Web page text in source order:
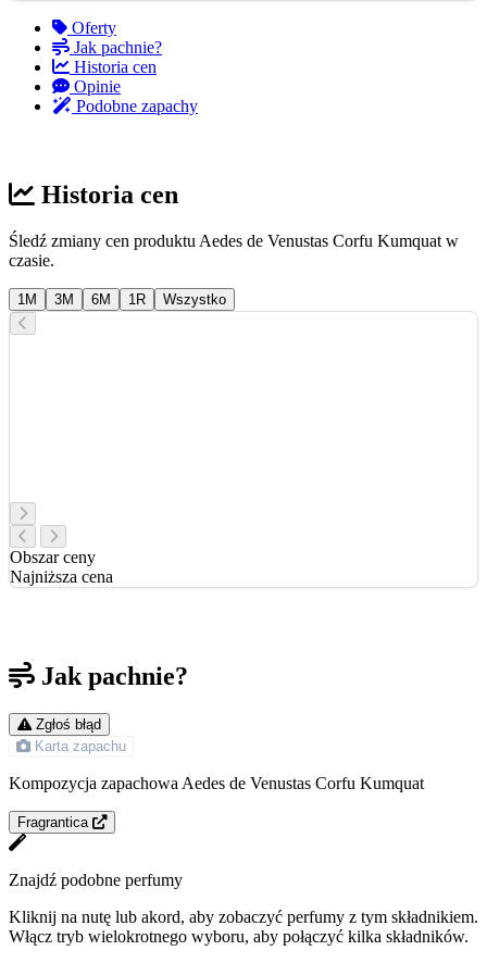
Oferty
Jak pachnie?
Historia cen
Opinie
Podobne zapachy
Historia cen
Śledź zmiany cen produktu Aedes de Venustas Corfu Kumquat w
czasie.
1M 3M 6M 1R Wszystko
Obszar ceny
Najniższa cena
Jak pachnie?
Zgłoś błąd
Karta zapachu
Kompozycja zapachowa Aedes de Venustas Corfu Kumquat
Fragrantica
Znajdź podobne perfumy
Kliknij na nutę lub akord, aby zobaczyć perfumy z tym składnikiem.
Włącz tryb wielokrotnego wyboru, aby połączyć kilka składników.